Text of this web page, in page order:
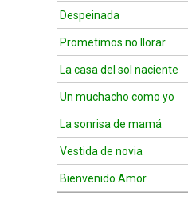
Despeinada
Prometimos no llorar
La casa del sol naciente
Un muchacho como yo
La sonrisa de mamá
Vestida de novia
Bienvenido Amor